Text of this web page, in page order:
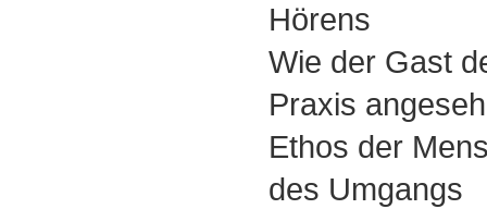
Hörens
Wie der Gast
Praxis
Ethos der
des Umgangs